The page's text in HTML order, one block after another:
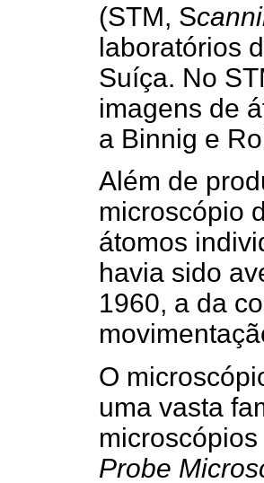
(STM, S
laboratórios
Suíça. No
imagens de
a Binnig e
Além de
microscópio
átomos
havia sido
1960, a da
O
uma vasta
Probe